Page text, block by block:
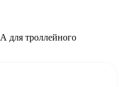
для троллейного